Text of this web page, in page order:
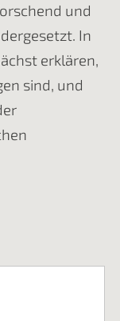
und
In
erklären,
sind, und